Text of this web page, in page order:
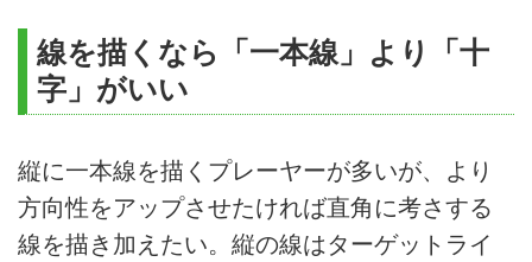
線を描くなら「一本線」より「十
字」がいい
縦に一本線を描くプレーヤーが多いが、より
方向性をアップさせたければ直角に考さする
線を描き加えたい。縦の線はターゲットライ